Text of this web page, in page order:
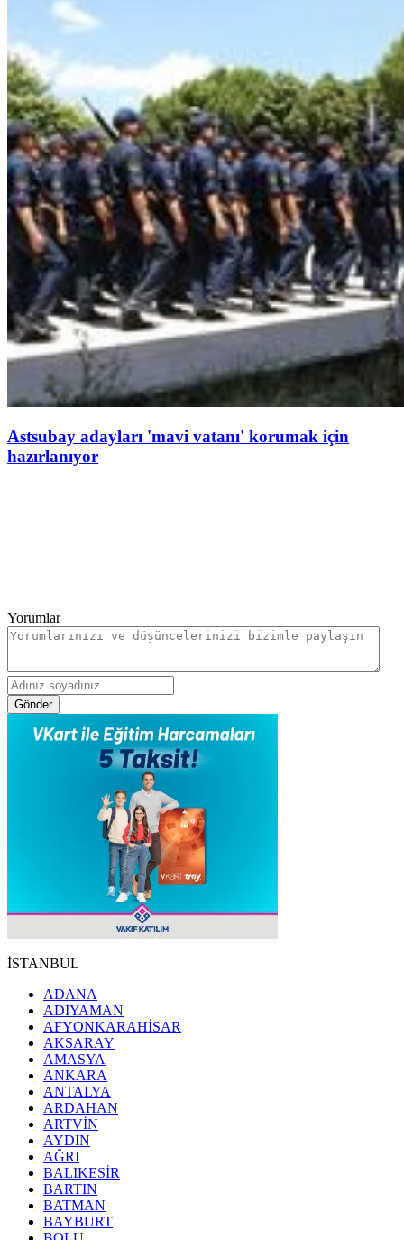
Astsubay adayları 'mavi vatanı' korumak için
hazırlanıyor
Yorumlar
Gönder
İSTANBUL
ADANA
ADIYAMAN
AFYONKARAHİSAR
AKSARAY
AMASYA
ANKARA
ANTALYA
ARDAHAN
ARTVİN
AYDIN
AĞRI
BALIKESİR
BARTIN
BATMAN
BAYBURT